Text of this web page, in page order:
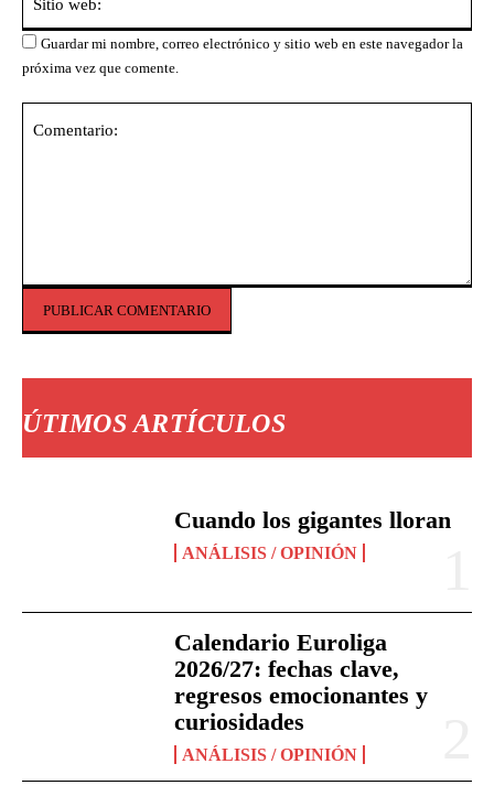
ÚTIMOS ARTÍCULOS
Cuando los gigantes lloran
ANÁLISIS / OPINIÓN
Calendario Euroliga
2026/27: fechas clave,
regresos emocionantes y
curiosidades
ANÁLISIS / OPINIÓN
Guardar mi nombre, correo electrónico y sitio web en este navegador la
próxima vez que comente.